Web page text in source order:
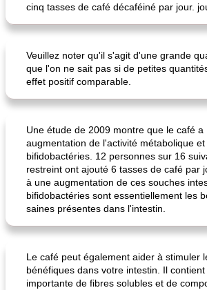
cinq tasses de café décaféiné par jour.
Veuillez noter qu'il s'agit d'une grande
que l'on ne sait pas si de petites
effet positif comparable.
Une étude de 2009 montre que le café a
augmentation de l'activité métabolique
bifidobactéries. 12 personnes sur 16
restreint ont ajouté 6 tasses de café par
à une augmentation de ces souches
bifidobactéries sont essentiellement les
saines présentes dans l'intestin.
Le café peut également aider à stimuler
bénéfiques dans votre intestin. Il
importante de fibres solubles et de